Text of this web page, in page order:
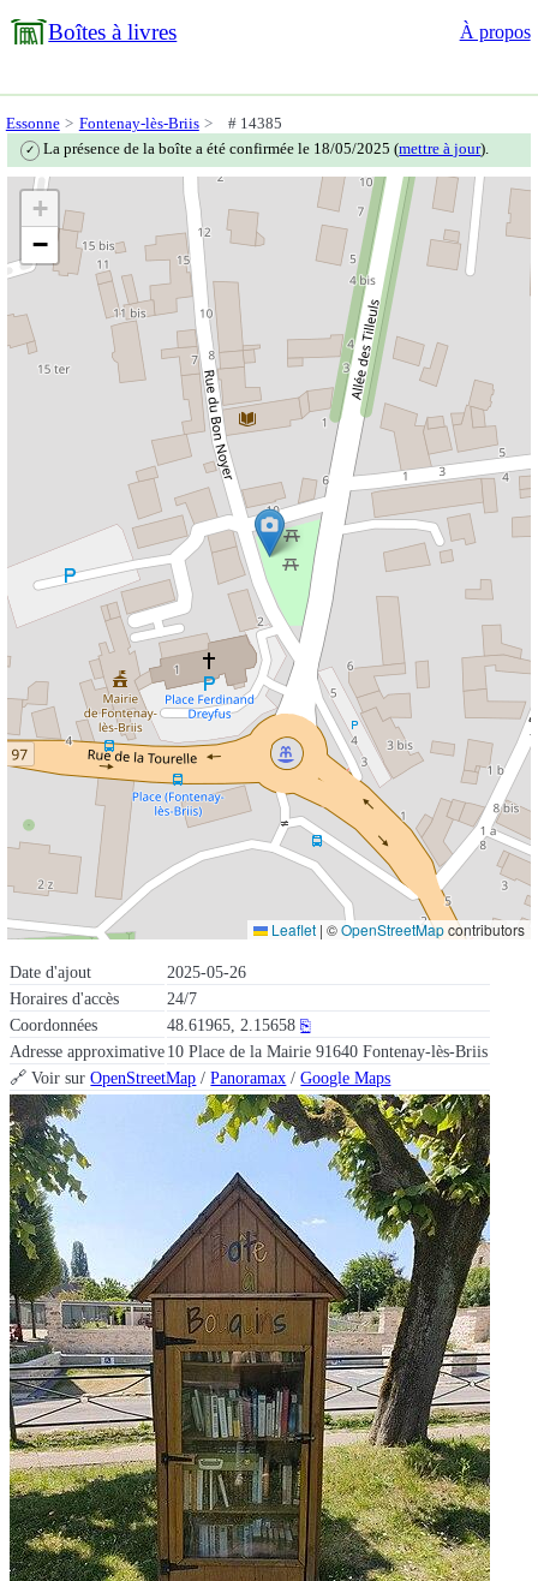
Boîtes à livres À propos
Essonne Fontenay-lès-Briis # 14385
✓ La présence de la boîte a été confirmée le 18/05/2025 (mettre à jour).
Date d'ajout
2025-05-26
Horaires d'accès
24/7
Coordonnées
48.61965, 2.15658 ⎘
Adresse approximative10 Place de la Mairie 91640 Fontenay-lès-Briis
🔗 Voir surOpenStreetMap /Panoramax /Google Maps
+
−
Leaflet | ©OpenStreetMapcontributors